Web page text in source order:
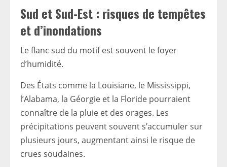
Sud et Sud-Est : risques de tempêtes
et d’inondations
Le flanc sud du motif est souvent le foyer
d’humidité.
Des États comme la Louisiane, le Mississippi,
l’Alabama, la Géorgie et la Floride pourraient
connaître de la pluie et des orages. Les
précipitations peuvent souvent s’accumuler sur
plusieurs jours, augmentant ainsi le risque de
crues soudaines.